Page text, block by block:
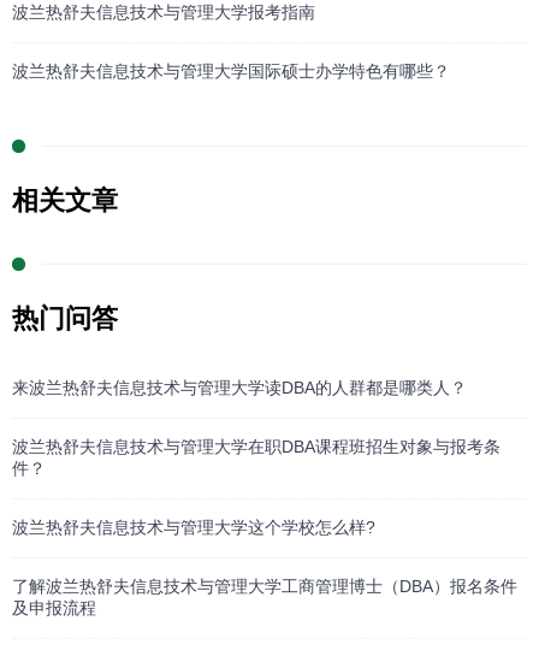
波兰热舒夫信息技术与管理大学报考指南
波兰热舒夫信息技术与管理大学国际硕士办学特色有哪些？
相关文章
热门问答
来波兰热舒夫信息技术与管理大学读DBA的人群都是哪类人？
波兰热舒夫信息技术与管理大学在职DBA课程班招生对象与报考条
件？
波兰热舒夫信息技术与管理大学这个学校怎么样?
了解波兰热舒夫信息技术与管理大学工商管理博士（DBA）报名条件
及申报流程